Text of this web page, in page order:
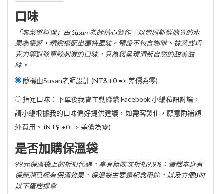
口味
「無菜單料理」由 Susan 老師精心製作，以當周新鮮購買的水
果為靈感，精緻搭配出獨特風味。預設不包含咖啡、抹茶或巧
克力等對孩童較刺激的口味，只為您呈現清新自然的甜美滋
味。
隨機由Susan老師設計 (NT$ +0 => 差價為零)
指定口味：下單後我會主動聯繫 Facebook 小編私訊討論，
請小編根據我的口味偏好提供建議，如需客製化，願意酌補額
外費用。 (NT$ +0 => 差價為零)
是否加購保溫袋
99元保溫袋上的折扣代碼，享有無限次折扣9.9%；蛋糕本身有
保麗龍已經有保溫效果，保溫袋主要是紀念用途，以及方便8吋
以下蛋糕提拿